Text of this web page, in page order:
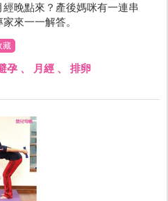
晚點來？產後媽咪有一連串
來一一解答。
藏
孕、 月經、 排卵